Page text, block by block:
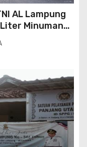
AL Lampung
Minuman